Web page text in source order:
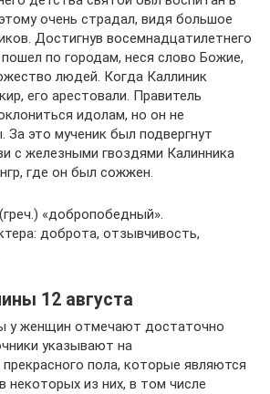
очень страдал, видя большое
Достигнув восемнадцатилетнего
по городам, неся слово Божие,
людей. Когда Каллиник
его арестовали. Правитель
идолам, но он не
За это мученик был подвергнут
с железными гвоздями Калинника
где он был сожжен.
«добропобедный».
доброта, отзывчивость,
12 августа
у женщин отмечают достаточно
указывают на
пола, которые являются
некоторых из них, в том числе